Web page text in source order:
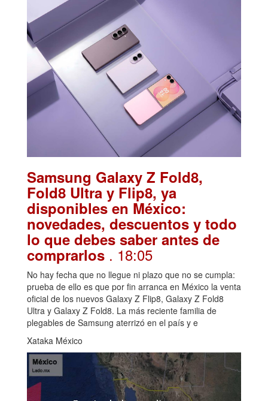
Samsung Galaxy Z Fold8,
Fold8 Ultra y Flip8, ya
disponibles en México:
novedades, descuentos y todo
lo que debes saber antes de
comprarlos . 18:05
No hay fecha que no llegue ni plazo que no se cumpla:
prueba de ello es que por fin arranca en México la venta
oficial de los nuevos Galaxy Z Flip8, Galaxy Z Fold8
Ultra y Galaxy Z Fold8. La más reciente familia de
plegables de Samsung aterrizó en el país y e
Xataka México